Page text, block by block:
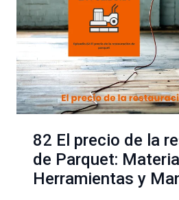
PARQUETISTAS
PROFESIONALES
82 El precio de la
de Parquet:
Herramientas y